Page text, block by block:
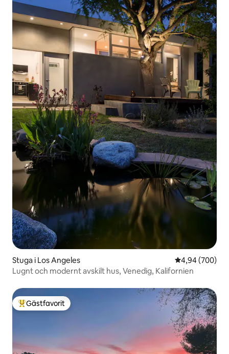
Stuga i Los Angeles 4,94 av 5 i
4,94 (700)
Lugnt och modernt avskilt hus, Venedig, Kalifornien
Populär gästfavorit
Gästfavorit